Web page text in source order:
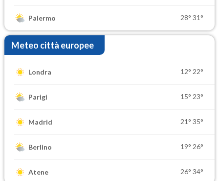
Palermo 28° 31°
Meteo città europee
Londra 12° 22°
Parigi 15° 23°
Madrid 21° 35°
Berlino 19° 26°
Atene 26° 34°